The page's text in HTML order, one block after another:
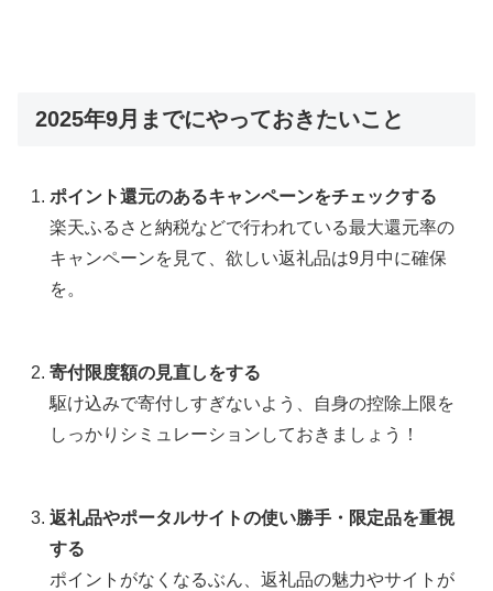
2025年9月までにやっておきたいこと
ポイント還元のあるキャンペーンをチェックする
楽天ふるさと納税などで行われている最大還元率の
キャンペーンを見て、欲しい返礼品は9月中に確保
を。
寄付限度額の見直しをする
駆け込みで寄付しすぎないよう、自身の控除上限を
しっかりシミュレーションしておきましょう！
返礼品やポータルサイトの使い勝手・限定品を重視
する
ポイントがなくなるぶん、返礼品の魅力やサイトが